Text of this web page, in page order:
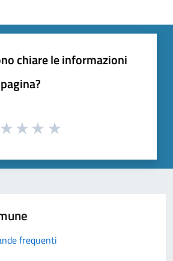
chiare le informazioni
frequenti